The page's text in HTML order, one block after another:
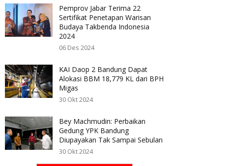
Pemprov Jabar Terima 22
Sertifikat Penetapan Warisan
Budaya Takbenda Indonesia
2024
06 Des 2024
KAI Daop 2 Bandung Dapat
Alokasi BBM 18,779 KL dari BPH
Migas
30 Okt 2024
Bey Machmudin: Perbaikan
Gedung YPK Bandung
Diupayakan Tak Sampai Sebulan
30 Okt 2024